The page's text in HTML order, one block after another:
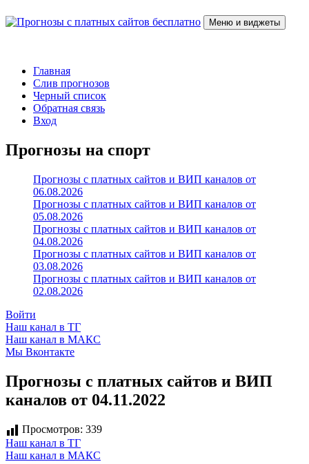
к
Меню и виджеты
Главная
Слив прогнозов
Черный список
Обратная связь
Вход
Прогнозы на спорт
Прогнозы с платных сайтов и ВИП каналов от
06.08.2026
Прогнозы с платных сайтов и ВИП каналов от
05.08.2026
Прогнозы с платных сайтов и ВИП каналов от
04.08.2026
Прогнозы с платных сайтов и ВИП каналов от
03.08.2026
Прогнозы с платных сайтов и ВИП каналов от
02.08.2026
Войти
Наш канал в ТГ
Наш канал в МАКС
Мы Вконтакте
Прогнозы с платных сайтов и ВИП
каналов от 04.11.2022
Просмотров: 339
Наш канал в ТГ
Наш канал в МАКС